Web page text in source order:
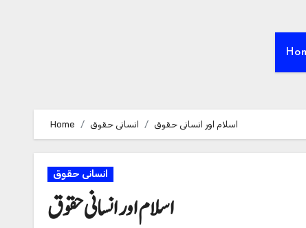
Home انسانی حقوق اسلام اور انسانی حقوق
انسانی حقوق
اسلام اور انسانی حقوق